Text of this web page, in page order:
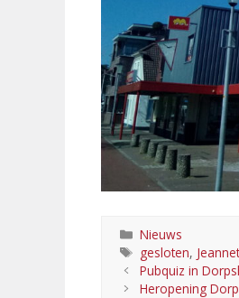
Categorieën
Nieuws
Tags
gesloten,
Pubquiz in
Heropening